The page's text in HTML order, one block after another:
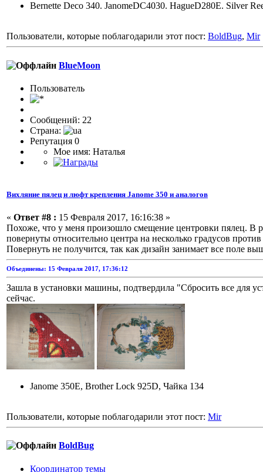
Bernette Deco 340. JanomeDC4030. HagueD280E. Silver
Пользователи, которые поблагодарили этот пост: BoldBug, Mir
BlueMoon
Пользоватeль
Сообщений: 22
Страна:
Репутация 0
Мое имя: Наталья
Вихляние пялец и люфт крепления Janome 350 и аналогов
« Ответ #8 : 15 Февраля 2017, 16:16:38 »
Похоже, что у меня произошло смещение центровки пялец. В
повернуты относительно центра на несколько градусов
Повернуть не получится, так как дизайн занимает все поле
Объединены: 15 Февраля 2017, 17:36:12
Зашла в установки машины, подтвердила "Сбросить все для
сейчас.
Janome 350E, Brother Lock 925D, Чайка 134
Пользователи, которые поблагодарили этот пост: Mir
BoldBug
Координатор темы